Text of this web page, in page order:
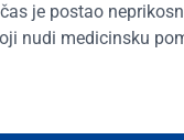
je postao
nudi medicinsku